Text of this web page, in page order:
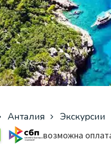
Анталия Экскурсии
возможна